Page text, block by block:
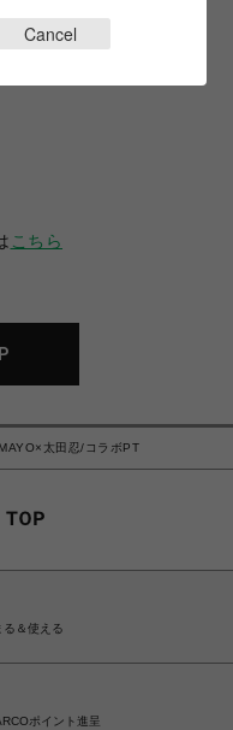
こちら
MAYO×太田忍/コラボPT
＆使える
ポイント進呈
Cancel